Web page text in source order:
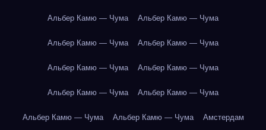
Альбер Камю — Чума Альбер Камю — Чума
Альбер Камю — Чума Альбер Камю — Чума
Альбер Камю — Чума Альбер Камю — Чума
Альбер Камю — Чума Альбер Камю — Чума
Альбер Камю — Чума Альбер Камю — Чума Амстердам